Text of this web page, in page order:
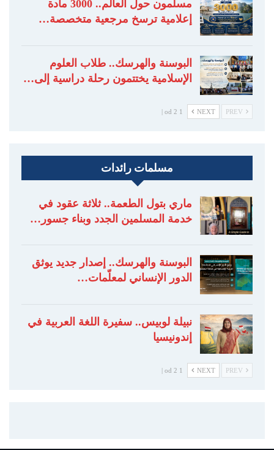
مسلمون حول العالم.. 3000 مادة
إعلامية ترسخ مرجعية متخصصة…
البوسنة والهرسك.. طلاب العلوم
الإسلامية يختتمون رحلة دراسية إلى…
NEXT
1 od 2 |
مسلمات رائدات
ماري بتول الطعمة.. ثلاثة عقود في
خدمة المسلمين الجدد وبناء جسور…
البوسنة والهرسك.. إصدار جديد يوثق
الدور الإنساني لمعلّمات…
نبيلة لوبيس.. سفيرة اللغة العربية في
إندونيسيا
NEXT
1 od 2 |